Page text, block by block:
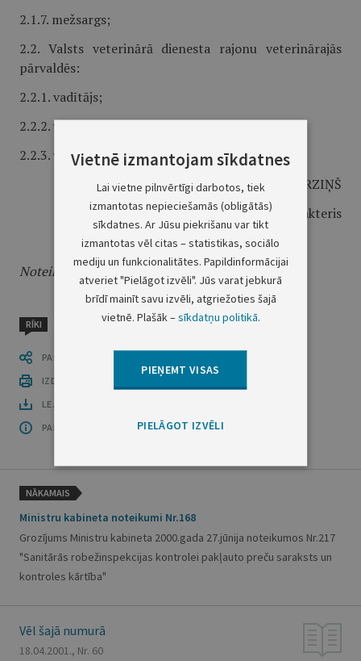
2.1.7. mežsargs;
2.2. Valsts veterinārā dienesta rajonu veterinārajās
pārvaldēs:
2.2.1. vadītājs;
2.2.2. vecākais inspektors;
2.2.3. vecākais eksperts.
Ministru prezidents A.BĒRZIŅŠ
Zemkopības ministrs A.Slakteris
Noteikumi stājas spēkā ar 2001.gada 19.aprīli.
RĪKI
PASTĀSTI CITIEM
IZDRUKĀT PUBLIKĀCIJU
LEJUPLĀDĒT LAIDIENU (PDF)
PAR OFICIĀLO IZDEVUMU
NĀKAMAIS
Ministru kabineta noteikumi Nr.168
Grozījums Ministru kabineta 2000.gada 27.jūnija noteikumos Nr.217
"Sanitārās robežinspekcijas kontrolei pakļauto preču saraksts un
kontroles kārtība"
Vēl šajā numurā
18.04.2001., Nr. 60
Vietnē izmantojam sīkdatnes
Lai vietne pilnvērtīgi darbotos, tiek
izmantotas nepieciešamās (obligātās)
sīkdatnes. Ar Jūsu piekrišanu var tikt
izmantotas vēl citas – statistikas, sociālo
mediju un funkcionalitātes. Papildinformācijai
atveriet "Pielāgot izvēli". Jūs varat jebkurā
brīdī mainīt savu izvēli, atgriežoties šajā
vietnē. Plašāk –sīkdatņu politikā.
PIEŅEMT VISAS
PIELĀGOT IZVĒLI